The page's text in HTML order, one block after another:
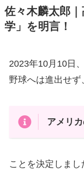
佐々木麟太郎
学」を明言！
2023年10月10日
野球へは進出せず
アメリ
ことを決定しまし